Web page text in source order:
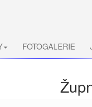
FOTOGALERIE